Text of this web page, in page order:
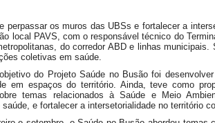
perpassar os muros das UBSs e fortalecer a
local PAVS, com o responsável técnico do
do corredor ABD e linhas
coletivas em saúde.
do Projeto Saúde no Busão foi
em espaços do território. Ainda, teve como
temas relacionados à Saúde e Meio
e fortalecer a intersetorialidade no território